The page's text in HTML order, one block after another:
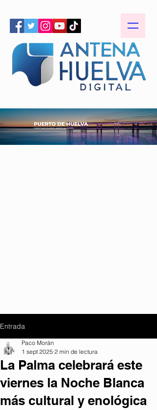
Entrada
La Palma celebrará este
viernes la Noche Blanca
más cultural y enológica
Paco Morán
1 sept 2025 2 min de lectura